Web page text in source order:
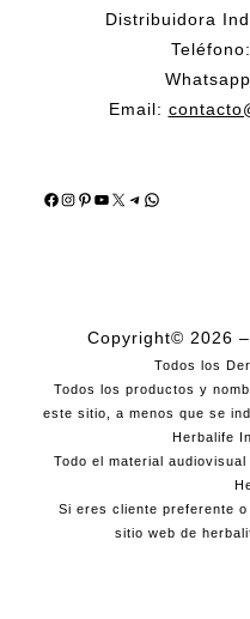
Distribuidora
Teléfono:
Email:
Facebook
Instagram
Pinterest
YouTube
X Telegram
WhatsApp
Copyright© 2026
Todos los
Todos los productos y
este sitio, a menos que se
Herbalife
Todo el material
Si eres cliente preferente
sitio web de